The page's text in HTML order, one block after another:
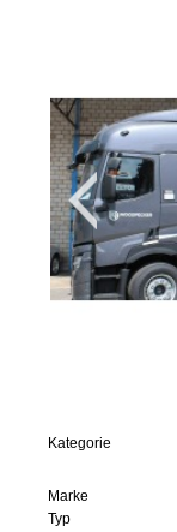
Kategorie
Marke
Typ